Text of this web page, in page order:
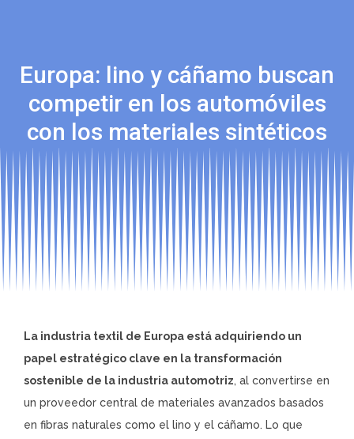
Europa: lino y cáñamo buscan
competir en los automóviles
con los materiales sintéticos
La industria textil de Europa está adquiriendo un
papel estratégico clave en la transformación
sostenible de la industria automotriz, al convertirse en
un proveedor central de materiales avanzados basados
en fibras naturales como el lino y el cáñamo. Lo que